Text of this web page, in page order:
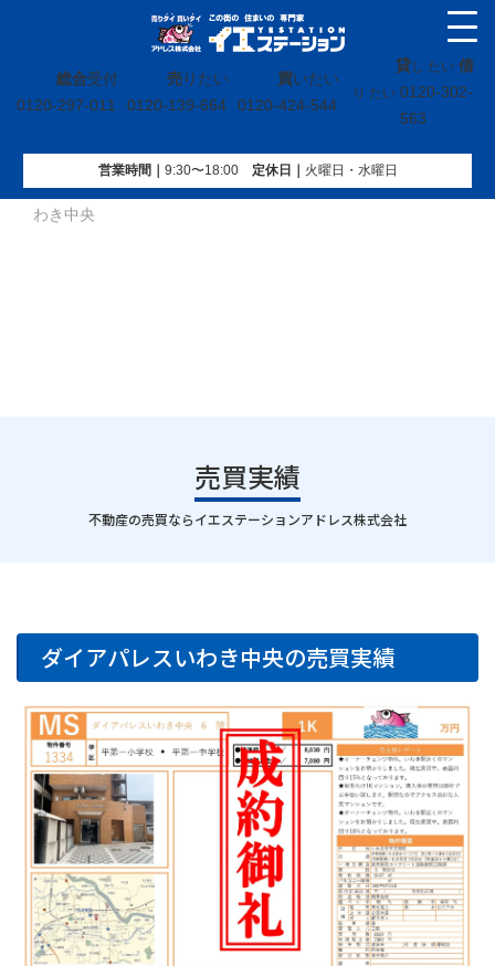
総合受付
0120-297-011
売りたい
0120-139-664
買いたい
0120-424-544
貸し たい 借
り たい 0120-302-
563
営業時間｜ 9:30〜18:00定休⽇｜ 火曜⽇・水曜⽇
イエステーション»売買実績»マンション»ダイアパレスい
わき中央
売買実績
｜
不動産の売買ならイエステーションアドレス株式会社
ダイアパレスいわき中央の売買実績